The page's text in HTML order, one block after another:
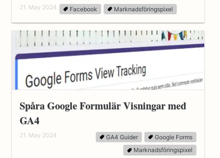
21. May 2024 Facebook Marknadsföringspixel
Spåra Google Formulär Visningar med
GA4
21. May 2024 GA4 Guider
Google Forms
Marknadsföringspixel